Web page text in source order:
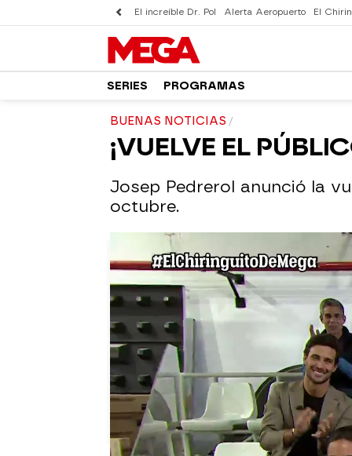
El increíble Dr. Pol Alerta Aeropuerto El
SERIES PROGRAMAS
BUENAS NOTICIAS
¡VUELVE EL
Josep Pedrerol anunció la
octubre.